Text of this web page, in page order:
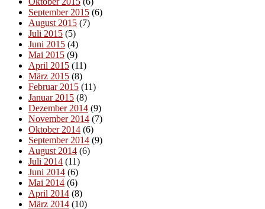
September 2015 (6)
August 2015 (7)
Juli 2015 (5)
Juni 2015 (4)
Mai 2015 (9)
April 2015 (11)
März 2015 (8)
Februar 2015 (11)
Januar 2015 (8)
Dezember 2014 (9)
November 2014 (7)
Oktober 2014 (6)
September 2014 (9)
August 2014 (6)
Juli 2014 (11)
Juni 2014 (6)
Mai 2014 (6)
April 2014 (8)
März 2014 (10)